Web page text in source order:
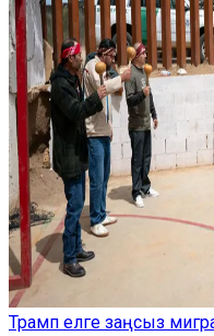
Трамп елге заңсыз